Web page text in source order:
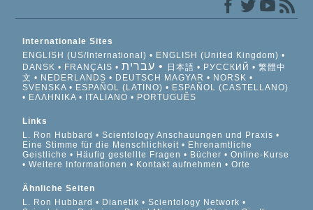
Internationale Sites
ENGLISH (US/International)
ENGLISH (United Kingdom)
DANSK
FRANÇAIS עברית 日本語 РУССКИЙ
繁體中
文
NEDERLANDS DEUTSCH MAGYAR
NORSK
SVENSKA
ESPAÑOL (LATINO)
ESPAÑOL (CASTELLANO)
ΕΛΛΗΝΙΚA
ITALIANO PORTUGUÊS
Links
L. Ron Hubbard
Scientology Anschauungen und Praxis
Eine Stimme für die Menschlichkeit
Ehrenamtliche
Geistliche
Häufig gestellte Fragen Bücher
Online-Kurse
Weitere Informationen
Kontakt aufnehmen Orte
Ähnliche Seiten
L. Ron Hubbard
Dianetik
Scientology Network